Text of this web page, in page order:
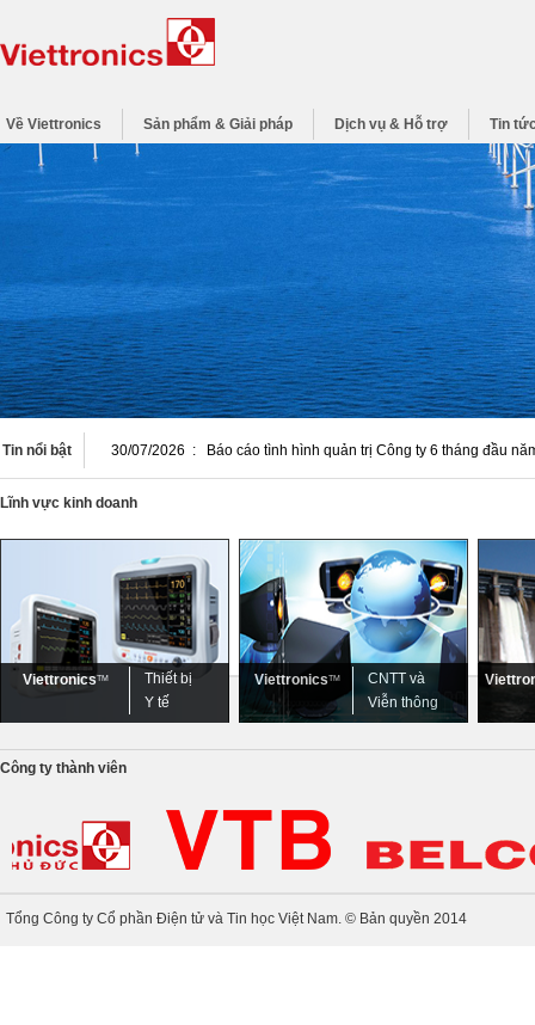
Về Viettronics Sản phẩm & Giải pháp Dịch vụ & Hỗ trợ Tin
Tin nổi bật 30/07/2026 : Báo cáo tình hình quản trị Công ty 6 tháng đầu
Lĩnh vực kinh doanh
ViettronicsTM
Thiết bị
Y tế
ViettronicsTM
CNTT và
Viễn thông
Công ty thành viên
Tổng Công ty Cổ phần Điện tử và Tin học Việt Nam. © Bản quyền 2014